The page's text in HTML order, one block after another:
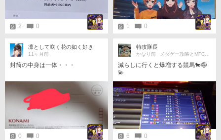
2 0 1 0
凛として咲く花の如く好き
11ヶ月前
封筒の中身は一体・・・
0 0
特攻隊長
かなり前 メダゲー攻略とMFC を少々?
減らしに行くと爆増する競馬🐎🤪
💫
6 0